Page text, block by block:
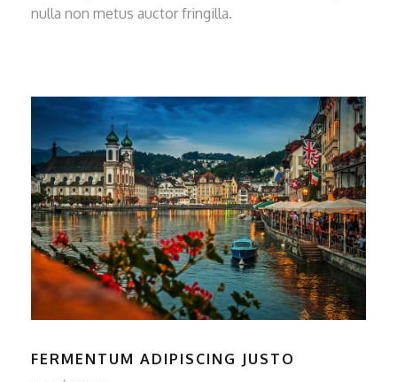
nulla non metus auctor fringilla.
FERMENTUM ADIPISCING JUSTO